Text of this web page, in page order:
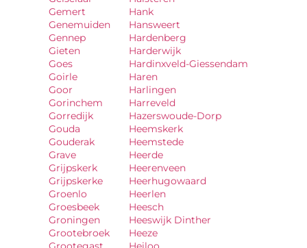
Gemert
Genemuiden
Gennep
Gieten
Goes
Goirle
Goor
Gorinchem
Gorredijk
Gouda
Gouderak
Grave
Grijpskerk
Grijpskerke
Groenlo
Groesbeek
Groningen
Grootebroek
Hank
Hansweert
Hardenberg
Harderwijk
Hardinxveld-Giessendam
Haren
Harlingen
Harreveld
Hazerswoude-Dorp
Heemskerk
Heemstede
Heerde
Heerenveen
Heerhugowaard
Heerlen
Heesch
Heeswijk Dinther
Heeze